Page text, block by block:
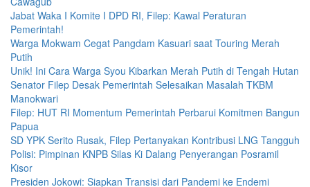
Jabat Waka I Komite I DPD RI, Filep: Kawal Peraturan
Pemerintah!
Warga Mokwam Cegat Pangdam Kasuari saat Touring Merah
Putih
Unik! Ini Cara Warga Syou Kibarkan Merah Putih di Tengah Hutan
Senator Filep Desak Pemerintah Selesaikan Masalah TKBM
Manokwari
Filep: HUT RI Momentum Pemerintah Perbarui Komitmen Bangun
Papua
SD YPK Serito Rusak, Filep Pertanyakan Kontribusi LNG Tangguh
Polisi: Pimpinan KNPB Silas Ki Dalang Penyerangan Posramil
Kisor
Presiden Jokowi: Siapkan Transisi dari Pandemi ke Endemi